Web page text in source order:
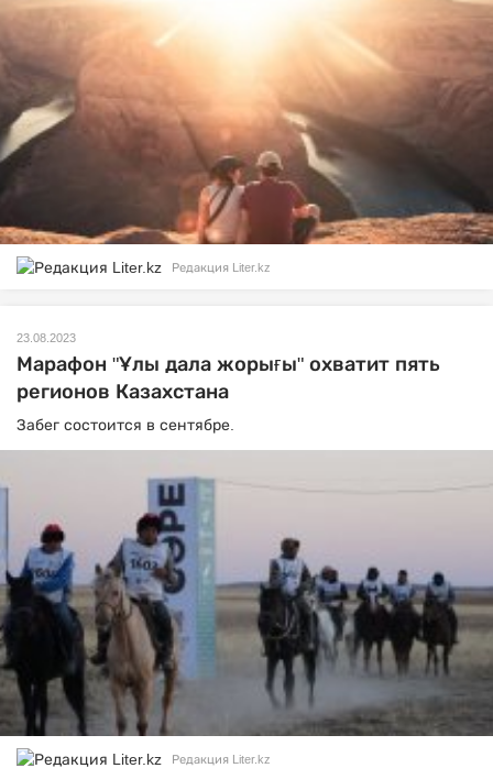
Редакция Liter.kz
23.08.2023
Марафон "Ұлы дала жорығы" охватит пять
регионов Казахстана
Забег состоится в сентябре.
Редакция Liter.kz